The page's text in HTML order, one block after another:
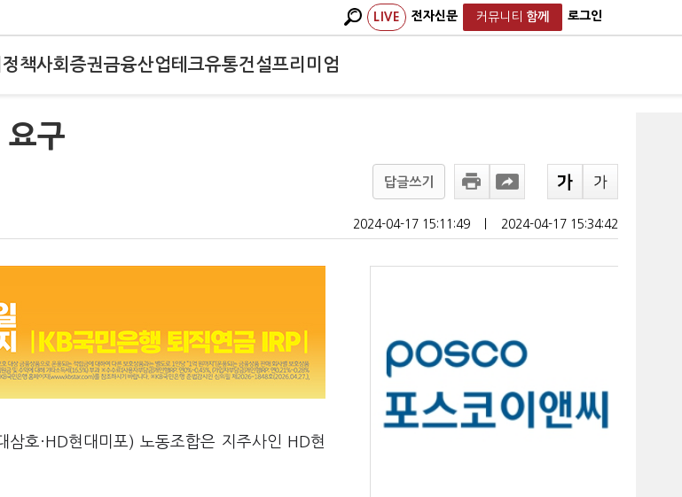
LIVE 전자신문 커뮤니티 함께 로그인
정책사회 증권금융산업테크유통건설프리미엄
요구
답글쓰기
2024-04-17 15:11:49 2024-04-17 15:34:42
호·HD현대미포) 노동조합은 지주사인 HD현